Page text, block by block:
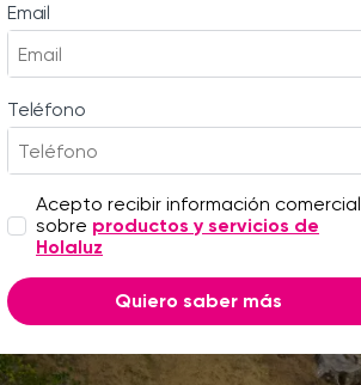
Email
Teléfono
Acepto recibir información comercial
sobre productos y servicios de
Holaluz
Quiero saber más